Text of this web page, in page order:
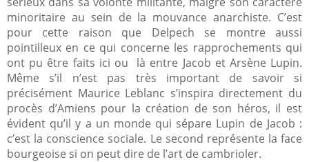
minoritaire au sein de la mouvance anarchiste. C’est
pour cette raison que Delpech se montre aussi
pointilleux en ce qui concerne les rapprochements qui
ont pu être faits ici ou
là entre Jacob et Arsène Lupin.
Même s’il n’est pas très important de savoir si
précisément Maurice Leblanc s’inspira directement du
procès d’Amiens pour la création de son héros, il est
évident qu’il y a un monde qui sépare Lupin de Jacob :
c’est la conscience sociale. Le second représente la face
bourgeoise si on peut dire de l’art de cambrioler.